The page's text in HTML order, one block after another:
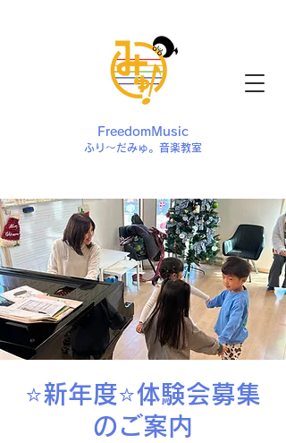
FreedomMusic
ふり〜だみゅ。音楽教室
⭐️新年度⭐️体験会募集
のご案内